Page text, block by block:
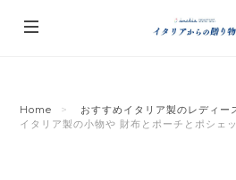
Home
おすすめイタリア製のレディ
イタリア製の小物や 財布とポーチとポシェ